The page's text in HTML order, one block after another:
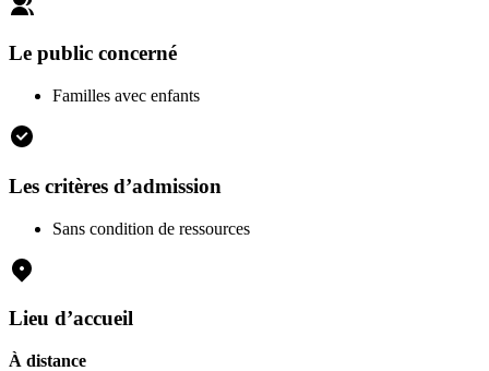
Le public concerné
Familles avec enfants
Les critères d’admission
Sans condition de ressources
Lieu d’accueil
À distance